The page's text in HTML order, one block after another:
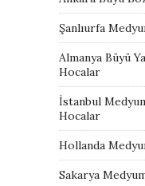
Şanlıurfa
Almanya Büyü
Hocalar
İstanbul
Hocalar
Hollanda
Sakarya